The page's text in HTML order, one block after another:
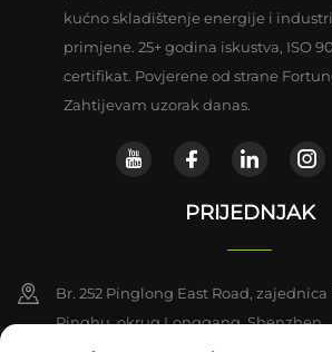
kućno skladištenje energije i
primjene. 25+ godina iskustva, ISO
certifikat. Povjerene od strane
Zahtijevam uzorak danas.
PRIJEDNJAK
Br. 252 Pinglong East Road,
Pinghu, okrug Longgang, Shenzhen